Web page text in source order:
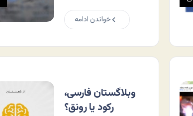
خواندن ادامه
وبلاگستان فارسی،
رکود یا رونق؟